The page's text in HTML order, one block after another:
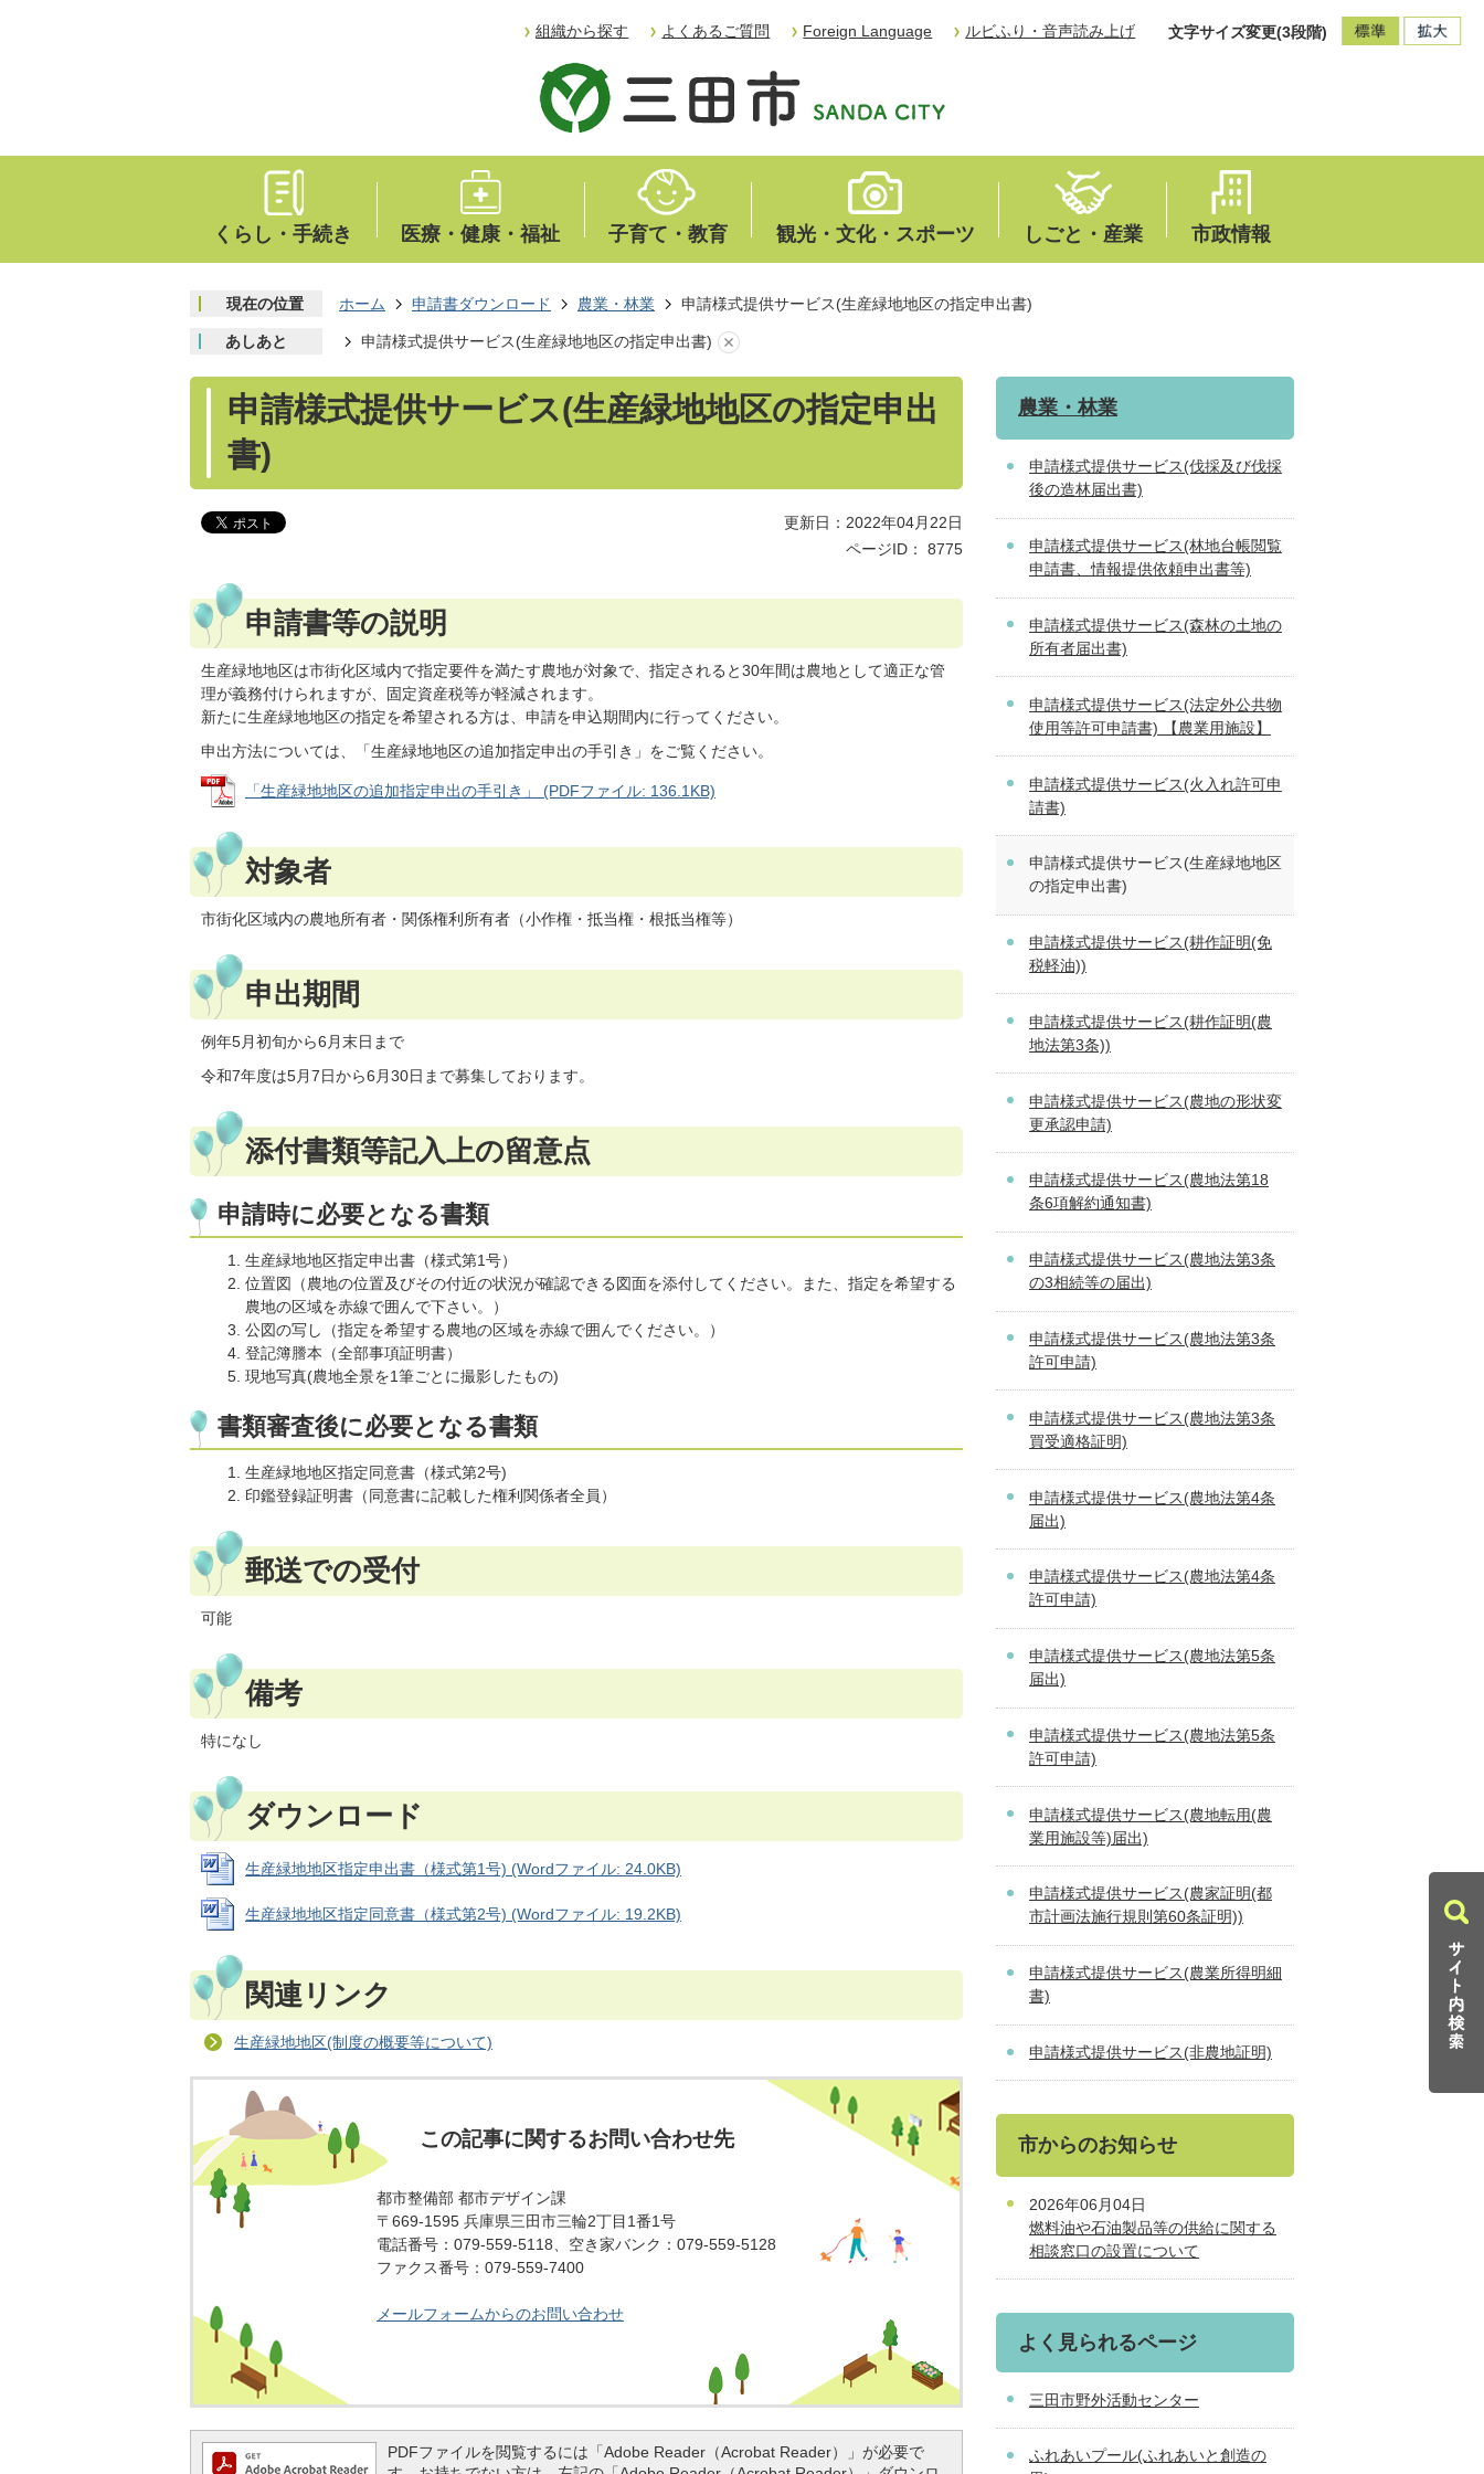
組織から探す よくあるご質問 Foreign Language ルビふり・音声読み上げ 文字サイズ変更(3段階)
くらし・手続き 医療・健康・福祉 子育て・教育 観光・文化・スポーツ しごと・産業 市政情報
現在の位置 ホーム 申請書ダウンロード 農業・林業 申請様式提供サービス(生産緑地地区の指定申出書)
あしあと 申請様式提供サービス(生産緑地地区の指定申出書)
申請様式提供サービス(生産緑地地区の指定申出
書)
更新日：2022年04月22日
ページID：
8775
申請書等の説明
生産緑地地区は市街化区域内で指定要件を満たす農地が対象で、指定されると30年間は農地として適正な管
理が義務付けられますが、固定資産税等が軽減されます。
新たに生産緑地地区の指定を希望される方は、申請を申込期間内に行ってください。
申出方法については、「生産緑地地区の追加指定申出の手引き」をご覧ください。
「生産緑地地区の追加指定申出の手引き」 (PDFファイル: 136.1KB)
対象者
市街化区域内の農地所有者・関係権利所有者（小作権・抵当権・根抵当権等）
申出期間
例年5月初旬から6月末日まで
令和7年度は5月7日から6月30日まで募集しております。
添付書類等記入上の留意点
申請時に必要となる書類
生産緑地地区指定申出書（様式第1号）
位置図（農地の位置及びその付近の状況が確認できる図面を添付してください。また、指定を希望する
農地の区域を赤線で囲んで下さい。）
公図の写し（指定を希望する農地の区域を赤線で囲んでください。）
登記簿謄本（全部事項証明書）
現地写真(農地全景を1筆ごとに撮影したもの)
書類審査後に必要となる書類
生産緑地地区指定同意書（様式第2号)
印鑑登録証明書（同意書に記載した権利関係者全員）
郵送での受付
可能
備考
特になし
ダウンロード
生産緑地地区指定申出書（様式第1号) (Wordファイル: 24.0KB)
生産緑地地区指定同意書（様式第2号) (Wordファイル: 19.2KB)
関連リンク
生産緑地地区(制度の概要等について)
この記事に関するお問い合わせ先
都市整備部 都市デザイン課
〒669-1595 兵庫県三田市三輪2丁目1番1号
電話番号：079-559-5118、空き家バンク：079-559-5128
ファクス番号：079-559-7400
メールフォームからのお問い合わせ
PDFファイルを閲覧するには「Adobe Reader（Acrobat Reader）」が必要で
農業・林業
申請様式提供サービス(伐採及び伐採
後の造林届出書)
申請様式提供サービス(林地台帳閲覧
申請書、情報提供依頼申出書等)
申請様式提供サービス(森林の土地の
所有者届出書)
申請様式提供サービス(法定外公共物
使用等許可申請書) 【農業用施設】
申請様式提供サービス(火入れ許可申
請書)
申請様式提供サービス(生産緑地地区
の指定申出書)
申請様式提供サービス(耕作証明(免
税軽油))
申請様式提供サービス(耕作証明(農
地法第3条))
申請様式提供サービス(農地の形状変
更承認申請)
申請様式提供サービス(農地法第18
条6項解約通知書)
申請様式提供サービス(農地法第3条
の3相続等の届出)
申請様式提供サービス(農地法第3条
許可申請)
申請様式提供サービス(農地法第3条
買受適格証明)
申請様式提供サービス(農地法第4条
届出)
申請様式提供サービス(農地法第4条
許可申請)
申請様式提供サービス(農地法第5条
届出)
申請様式提供サービス(農地法第5条
許可申請)
申請様式提供サービス(農地転用(農
業用施設等)届出)
申請様式提供サービス(農家証明(都
市計画法施行規則第60条証明))
申請様式提供サービス(農業所得明細
書)
申請様式提供サービス(非農地証明)
市からのお知らせ
2026年06月04日
燃料油や石油製品等の供給に関する
相談窓口の設置について
よく見られるページ
三田市野外活動センター
ふれあいプール(ふれあいと創造の